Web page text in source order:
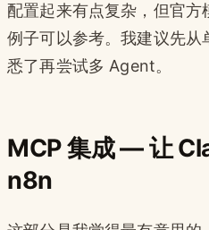
配置起来有点复杂，但官方
例子可以参考。我建议先
悉了再尝试多 Agent。
MCP 集成 — 让
n8n